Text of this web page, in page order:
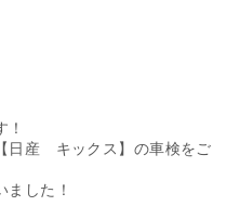
日産 キックス】の車検をご
した！